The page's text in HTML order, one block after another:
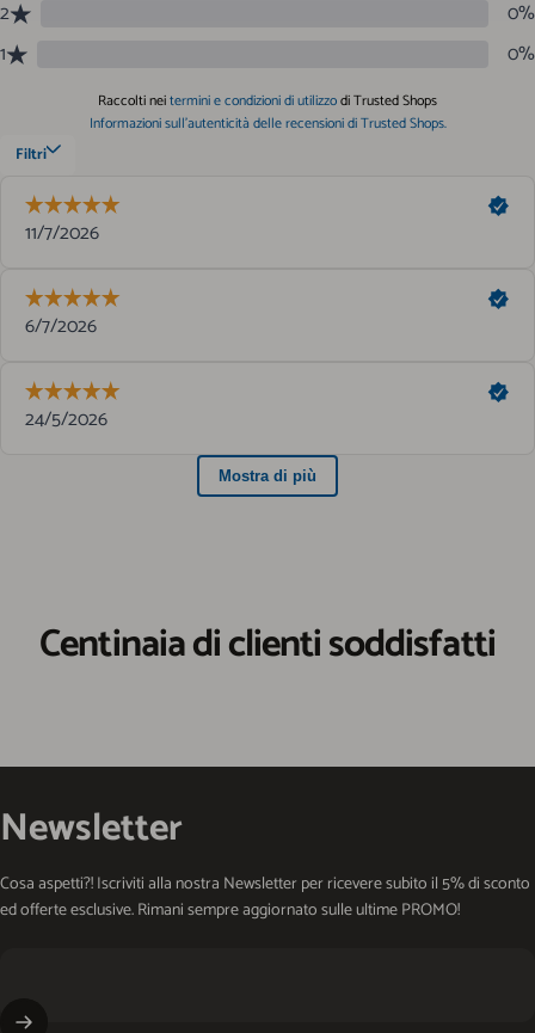
Centinaia di clienti soddisfatti
Newsletter
Cosa aspetti?! Iscriviti alla nostra Newsletter per ricevere subito il 5% di sconto
ed offerte esclusive. Rimani sempre aggiornato sulle ultime PROMO!